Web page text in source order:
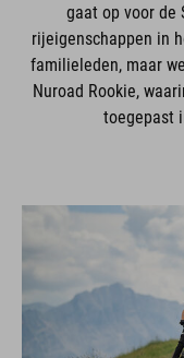
gaat op voor de
rijeigenschappen in
familieleden, maar
Nuroad Rookie,
toegepast